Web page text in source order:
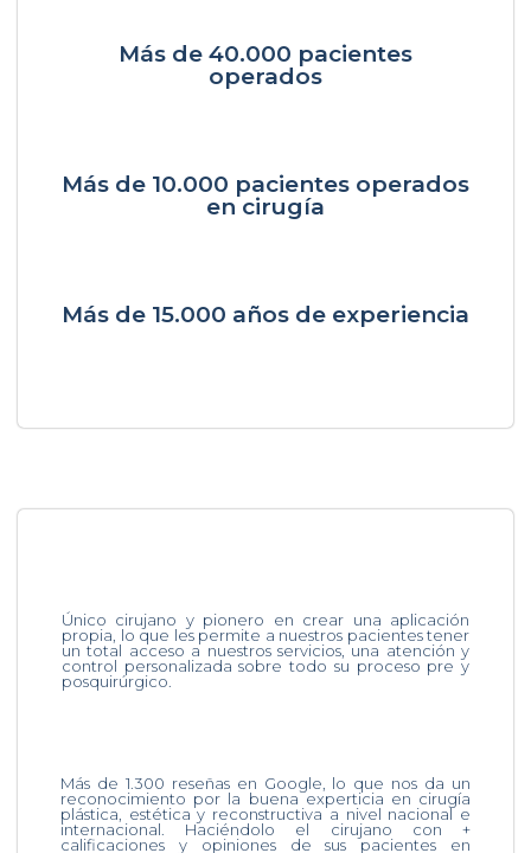
Más de 40.000 pacientes
operados
Más de 10.000 pacientes operados
en cirugía
Más de 15.000 años de experiencia
Único cirujano y pionero en crear una aplicación
propia, lo que les permite a nuestros pacientes tener
un total acceso a nuestros servicios, una atención y
control personalizada sobre todo su proceso pre y
posquirúrgico.
Más de 1.300 reseñas en Google, lo que nos da un
reconocimiento por la buena experticia en cirugía
plástica, estética y reconstructiva a nivel nacional e
internacional. Haciéndolo el cirujano con +
calificaciones y opiniones de sus pacientes en